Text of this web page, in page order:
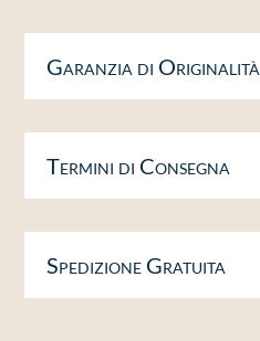
Garanzia di Originalità
Termini di Consegna
Spedizione Gratuita